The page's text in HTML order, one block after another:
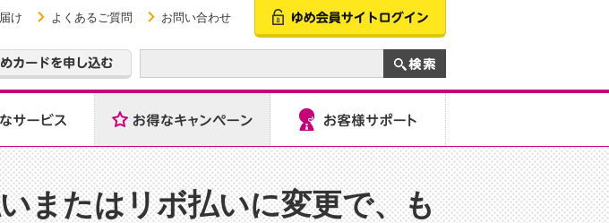
け よくあるご質問 お問い合わせ
またはリボ払いに変更で、も